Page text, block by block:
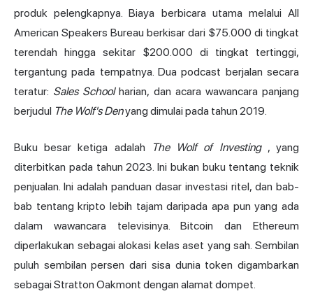
produk pelengkapnya. Biaya berbicara utama melalui All
American Speakers Bureau berkisar dari $75.000 di tingkat
terendah hingga sekitar $200.000 di tingkat tertinggi,
tergantung pada tempatnya. Dua podcast berjalan secara
teratur: Sales Schoolharian, dan acara wawancara panjang
berjudul The Wolf's Denyang dimulai pada tahun 2019.
Buku besar ketiga adalah The Wolf of Investing, yang
diterbitkan pada tahun 2023. Ini bukan buku tentang teknik
penjualan. Ini adalah panduan dasar investasi ritel, dan bab-
bab tentang kripto lebih tajam daripada apa pun yang ada
dalam wawancara televisinya. Bitcoin dan Ethereum
diperlakukan sebagai alokasi kelas aset yang sah. Sembilan
puluh sembilan persen dari sisa dunia token digambarkan
sebagai Stratton Oakmont dengan alamat dompet.